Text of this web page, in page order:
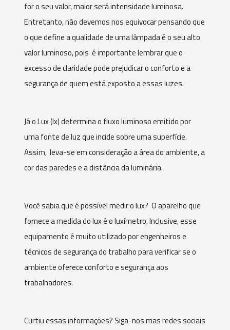
for o seu valor, maior será intensidade luminosa.
Entretanto, não devemos nos equivocar pensando que
o que define a qualidade de uma lâmpada é o seu alto
valor luminoso, pois é importante lembrar que o
excesso de claridade pode prejudicar o conforto e a
segurança de quem está exposto a essas luzes.
Já o Lux (lx) determina o fluxo luminoso emitido por
uma fonte de luz que incide sobre uma superfície.
Assim, leva-se em consideração a área do ambiente, a
cor das paredes e a distância da luminária.
Você sabia que é possível medir o lux? O aparelho que
fornece a medida do lux é o luxímetro. Inclusive, esse
equipamento é muito utilizado por engenheiros e
técnicos de segurança do trabalho para verificar se o
ambiente oferece conforto e segurança aos
trabalhadores.
Curtiu essas informações? Siga-nos mas redes sociais